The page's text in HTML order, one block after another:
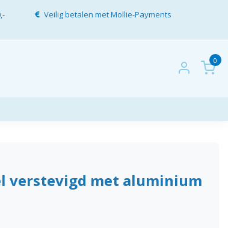
Veilig betalen met Mollie-Payments
0
verstevigd met aluminium